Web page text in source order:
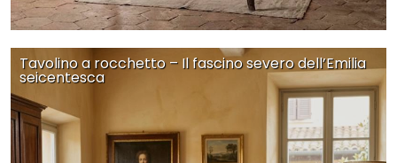
Tavolino a rocchetto – Il fascino severo dell’Emilia
seicentesca